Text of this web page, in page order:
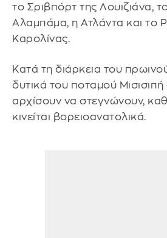
το Σριβπόρτ της Λουιζιάνα,
Αλαμπάμα, η Ατλάντα και το
Καρολίνας.
Κατά τη διάρκεια του
δυτικά του ποταμού Μισισιπή
αρχίσουν να στεγνώνουν,
κινείται βορειοανατολικά.